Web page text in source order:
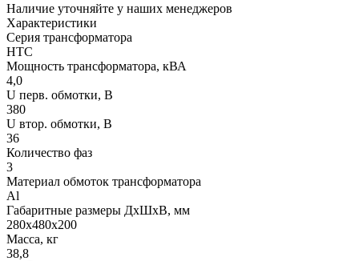
Наличие уточняйте у наших менеджеров
Характеристики
Серия трансформатора
НТС
Мощность трансформатора, кВА
4,0
U перв. обмотки, В
380
U втор. обмотки, В
36
Количество фаз
3
Материал обмоток трансформатора
Al
Габаритные размеры ДхШхВ, мм
280x480x200
Масса, кг
38,8